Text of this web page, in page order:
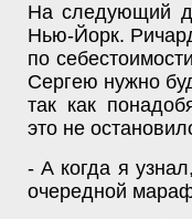
На следующий
Нью-Йорк.
по
Сергею нужно
так как
это не
- А когда я
очередной